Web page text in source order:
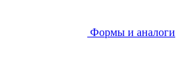
Формы и аналоги